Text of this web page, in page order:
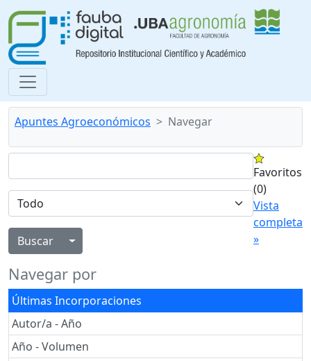
Apuntes Agroeconómicos Navegar
Alternar menú desplegable
Favoritos
(0)
Vista
completa
»
Navegar por
Últimas Incorporaciones
Autor/a - Año
Año - Volumen